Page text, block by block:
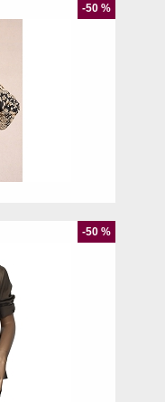
-50 %
-50 %